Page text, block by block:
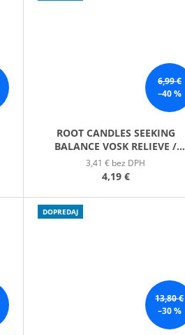
6,99 €
–40 %
ROOT CANDLES SEEKING
BALANCE VOSK RELIEVE /
ÚĽAVA
3,41 € bez DPH
4,19 €
13,80 €
–30 %
DOPREDAJ